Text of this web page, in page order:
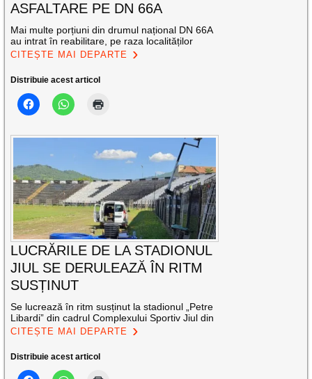
ASFALTARE PE DN 66A
Mai multe porțiuni din drumul național DN 66A
au intrat în reabilitare, pe raza localităților
CITEȘTE MAI DEPARTE
Distribuie acest articol
LUCRĂRILE DE LA STADIONUL
JIUL SE DERULEAZĂ ÎN RITM
SUSȚINUT
Se lucrează în ritm susținut la stadionul „Petre
Libardi” din cadrul Complexului Sportiv Jiul din
CITEȘTE MAI DEPARTE
Distribuie acest articol